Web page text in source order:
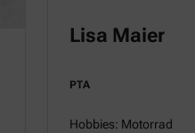
Lisa Maier
PTA
Hobbies: Motorrad